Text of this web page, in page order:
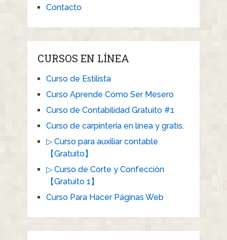
Contacto
CURSOS EN LÍNEA
Curso de Estilista
Curso Aprende Como Ser Mesero
Curso de Contabilidad Gratuito #1
Curso de carpintería en línea y gratis.
▷ Curso para auxiliar contable
【Gratuito】
▷ Curso de Corte y Confección
【Gratuito 1】
Curso Para Hacer Páginas Web